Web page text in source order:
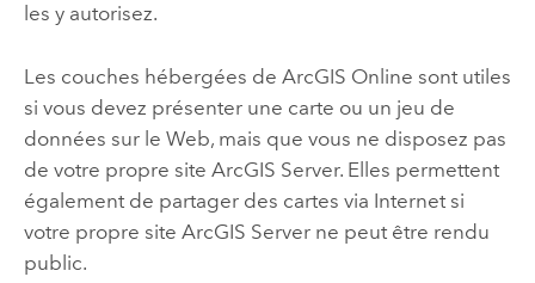
les y autorisez.
Les couches hébergées de ArcGIS Online sont utiles
si vous devez présenter une carte ou un jeu de
données sur le Web, mais que vous ne disposez pas
de votre propre site ArcGIS Server. Elles permettent
également de partager des cartes via Internet si
votre propre site ArcGIS Serverne peut être rendu
public.